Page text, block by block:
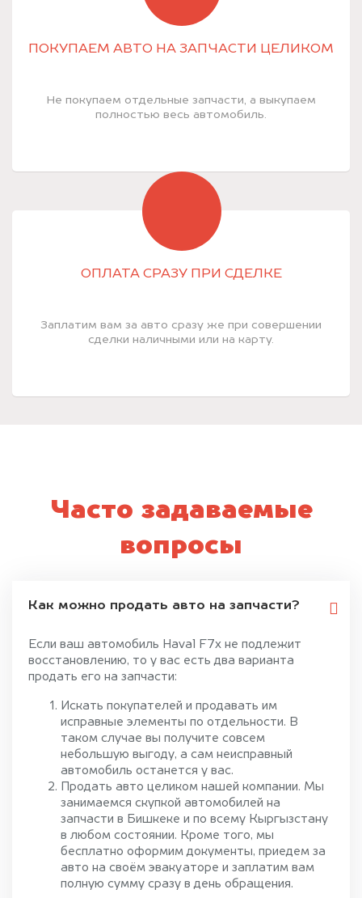
ПОКУПАЕМ АВТО НА ЗАПЧАСТИ ЦЕЛИКОМ
Не покупаем отдельные запчасти, а выкупаем
полностью весь автомобиль.
ОПЛАТА СРАЗУ ПРИ СДЕЛКЕ
Заплатим вам за авто сразу же при совершении
сделки наличными или на карту.
Часто задаваемые
вопросы
Как можно продать авто на запчасти?
Если ваш автомобиль Haval F7x не подлежит
восстановлению, то у вас есть два варианта
продать его на запчасти:
Искать покупателей и продавать им
исправные элементы по отдельности. В
таком случае вы получите совсем
небольшую выгоду, а сам неисправный
автомобиль останется у вас.
Продать авто целиком нашей компании. Мы
занимаемся скупкой автомобилей на
запчасти в Бишкеке и по всему Кыргызстану
в любом состоянии. Кроме того, мы
бесплатно оформим документы, приедем за
авто на своём эвакуаторе и заплатим вам
полную сумму сразу в день обращения.